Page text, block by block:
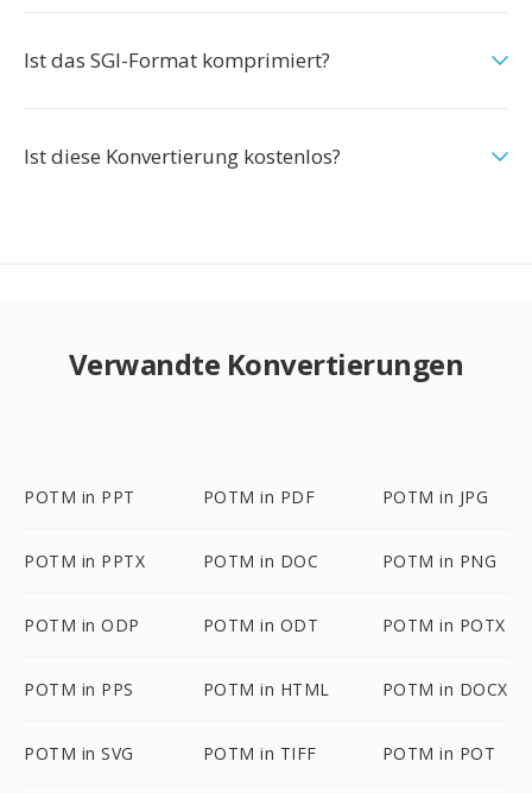
Ist das SGI-Format komprimiert?
Ist diese Konvertierung kostenlos?
Verwandte Konvertierungen
POTM in PPT POTM in PDF POTM in JPG
POTM in PPTX POTM in DOC POTM in PNG
POTM in ODP POTM in ODT POTM in POTX
POTM in PPS POTM in HTML POTM in DOCX
POTM in SVG POTM in TIFF POTM in POT